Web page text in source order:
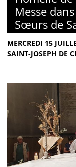
Messe
Sœurs de
MERCREDI 15
SAINT-JOSEPH DE